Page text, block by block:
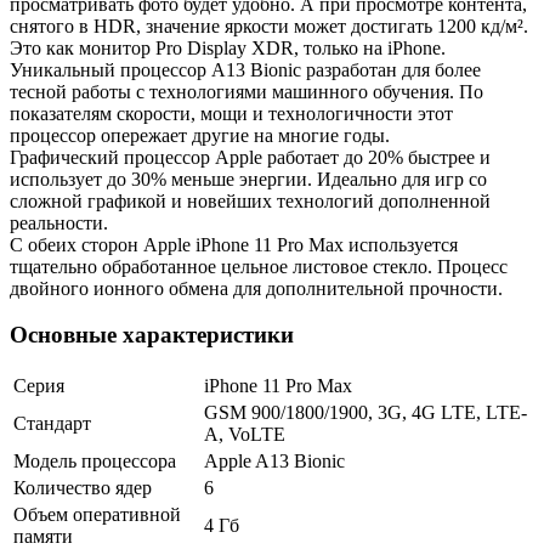
снятого в HDR, значение яркости может достигать 1200 кд/ м².
Это как монитор Pro Display XDR, только на iPhone.
Уникальный процессор A13 Bionic разработан для более
тесной работы с технологиями машинного обучения. По
показателям скорости, мощи и технологичности этот
процессор опережает другие на многие годы.
Графический процессор Apple работает до 20% быстрее и
использует до 30% меньше энергии. Идеально для игр со
сложной графикой и новейших технологий дополненной
реальности.
С обеих сторон Apple iPhone 11 Pro Max используется
тщательно обработанное цельное листовое стекло. Процесс
двойного ионного обмена для дополнительной прочности.
Основные характеристики
Серия
iPhone 11 Pro Max
Стандарт
GSM 900/1800/1900, 3G, 4G LTE, LTE-
A, VoLTE
Модель процессора
Apple A13 Bionic
Количество ядер
6
Объем оперативной
памяти
4 Гб